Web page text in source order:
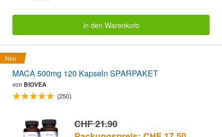
in den Warenkorb
Neu
MACA 500mg 120 Kapseln SPARPAKET
von BIOVEA
(250)
CHF 21.90